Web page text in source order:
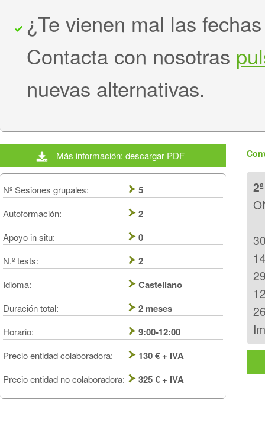
¿Te vienen mal las
Contacta con nosotras
nuevas alternativas.
Más información: descargar PDF
Nº Sesiones grupales: 5
Autoformación: 2
Apoyo in situ: 0
N.º tests: 2
Idioma: Castellano
Duración total: 2 meses
Horario: 9:00-12:00
Precio entidad colaboradora: 130 € + IVA
Precio entidad no colaboradora: 325 € + IVA